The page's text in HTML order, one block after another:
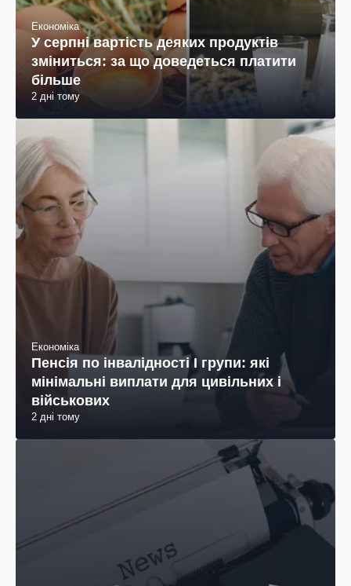
Економіка
У серпні вартість деяких продуктів
зміниться: за що доведеться платити
більше
2 дні тому
Економіка
Пенсія по інвалідності I групи: які
мінімальні виплати для цивільних і
військових
2 дні тому